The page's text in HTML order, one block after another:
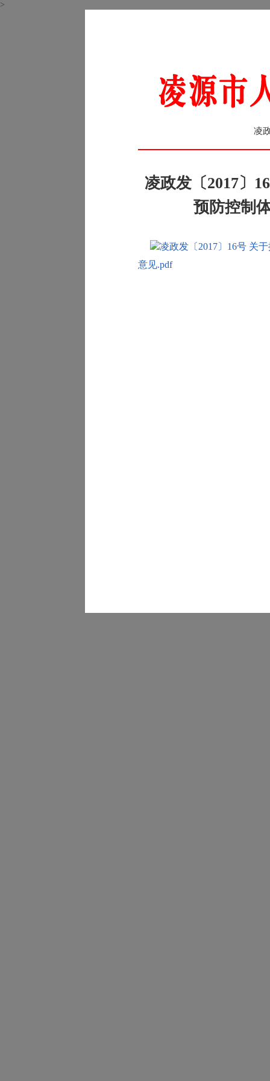
>
凌
凌政发〔2017〕
预防控制
凌政发〔2017〕16号 关
意见.pdf